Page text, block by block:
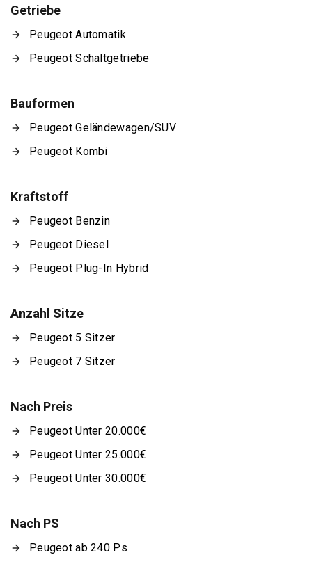
Getriebe
Peugeot Automatik
Peugeot Schaltgetriebe
Bauformen
Peugeot Geländewagen/SUV
Peugeot Kombi
Kraftstoff
Peugeot Benzin
Peugeot Diesel
Peugeot Plug-In Hybrid
Anzahl Sitze
Peugeot 5 Sitzer
Peugeot 7 Sitzer
Nach Preis
Peugeot Unter 20.000€
Peugeot Unter 25.000€
Peugeot Unter 30.000€
Nach PS
Peugeot ab 240 Ps